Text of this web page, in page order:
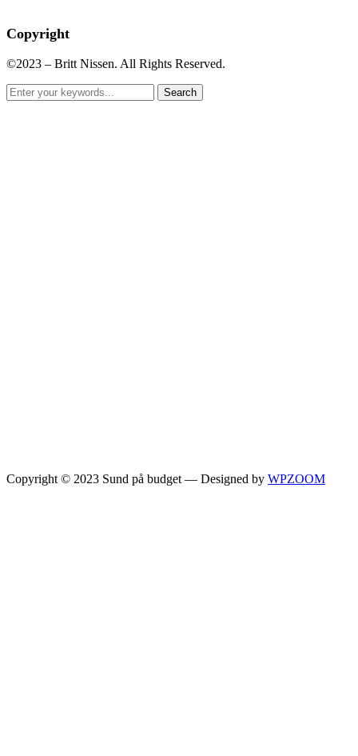
Copyright
©2023 – Britt Nissen. All Rights Reserved.
Copyright © 2023 Sund på budget — Designed by WPZOOM